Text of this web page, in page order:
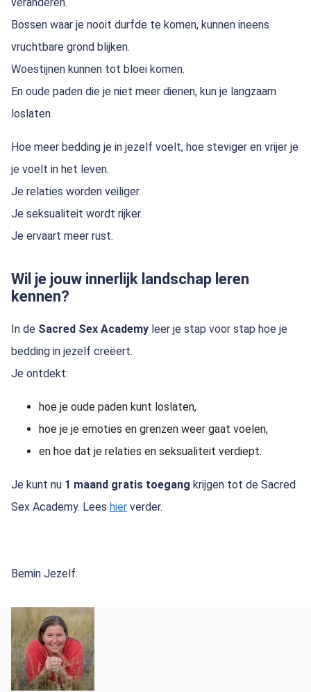
Bossen waar je nooit durfde te komen, kunnen ineens
vruchtbare grond blijken.
Woestijnen kunnen tot bloei komen.
En oude paden die je niet meer dienen, kun je langzaam
loslaten.
Hoe meer bedding je in jezelf voelt, hoe steviger en vrijer je
je voelt in het leven.
Je relaties worden veiliger.
Je seksualiteit wordt rijker.
Je ervaart meer rust.
Wil je jouw innerlijk landschap leren
kennen?
In de Sacred Sex Academy leer je stap voor stap hoe je
bedding in jezelf creëert.
Je ontdekt:
hoe je oude paden kunt loslaten,
hoe je je emoties en grenzen weer gaat voelen,
en hoe dat je relaties en seksualiteit verdiept.
Je kunt nu 1 maand gratis toegang krijgen tot de Sacred
Sex Academy. Lees hier verder.
Bemin Jezelf.